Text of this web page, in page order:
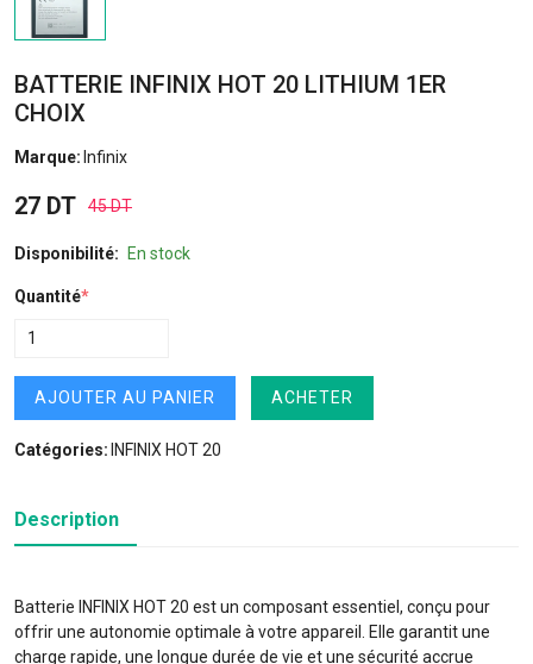
BATTERIE INFINIX HOT 20 LITHIUM 1ER
CHOIX
Marque: Infinix
27 DT 45 DT
Disponibilité: En stock
Quantité*
AJOUTER AU PANIER ACHETER
Catégories: INFINIX HOT 20
Description
Batterie INFINIX HOT 20 est un composant essentiel, conçu pour
offrir une autonomie optimale à votre appareil. Elle garantit une
charge rapide, une longue durée de vie et une sécurité accrue